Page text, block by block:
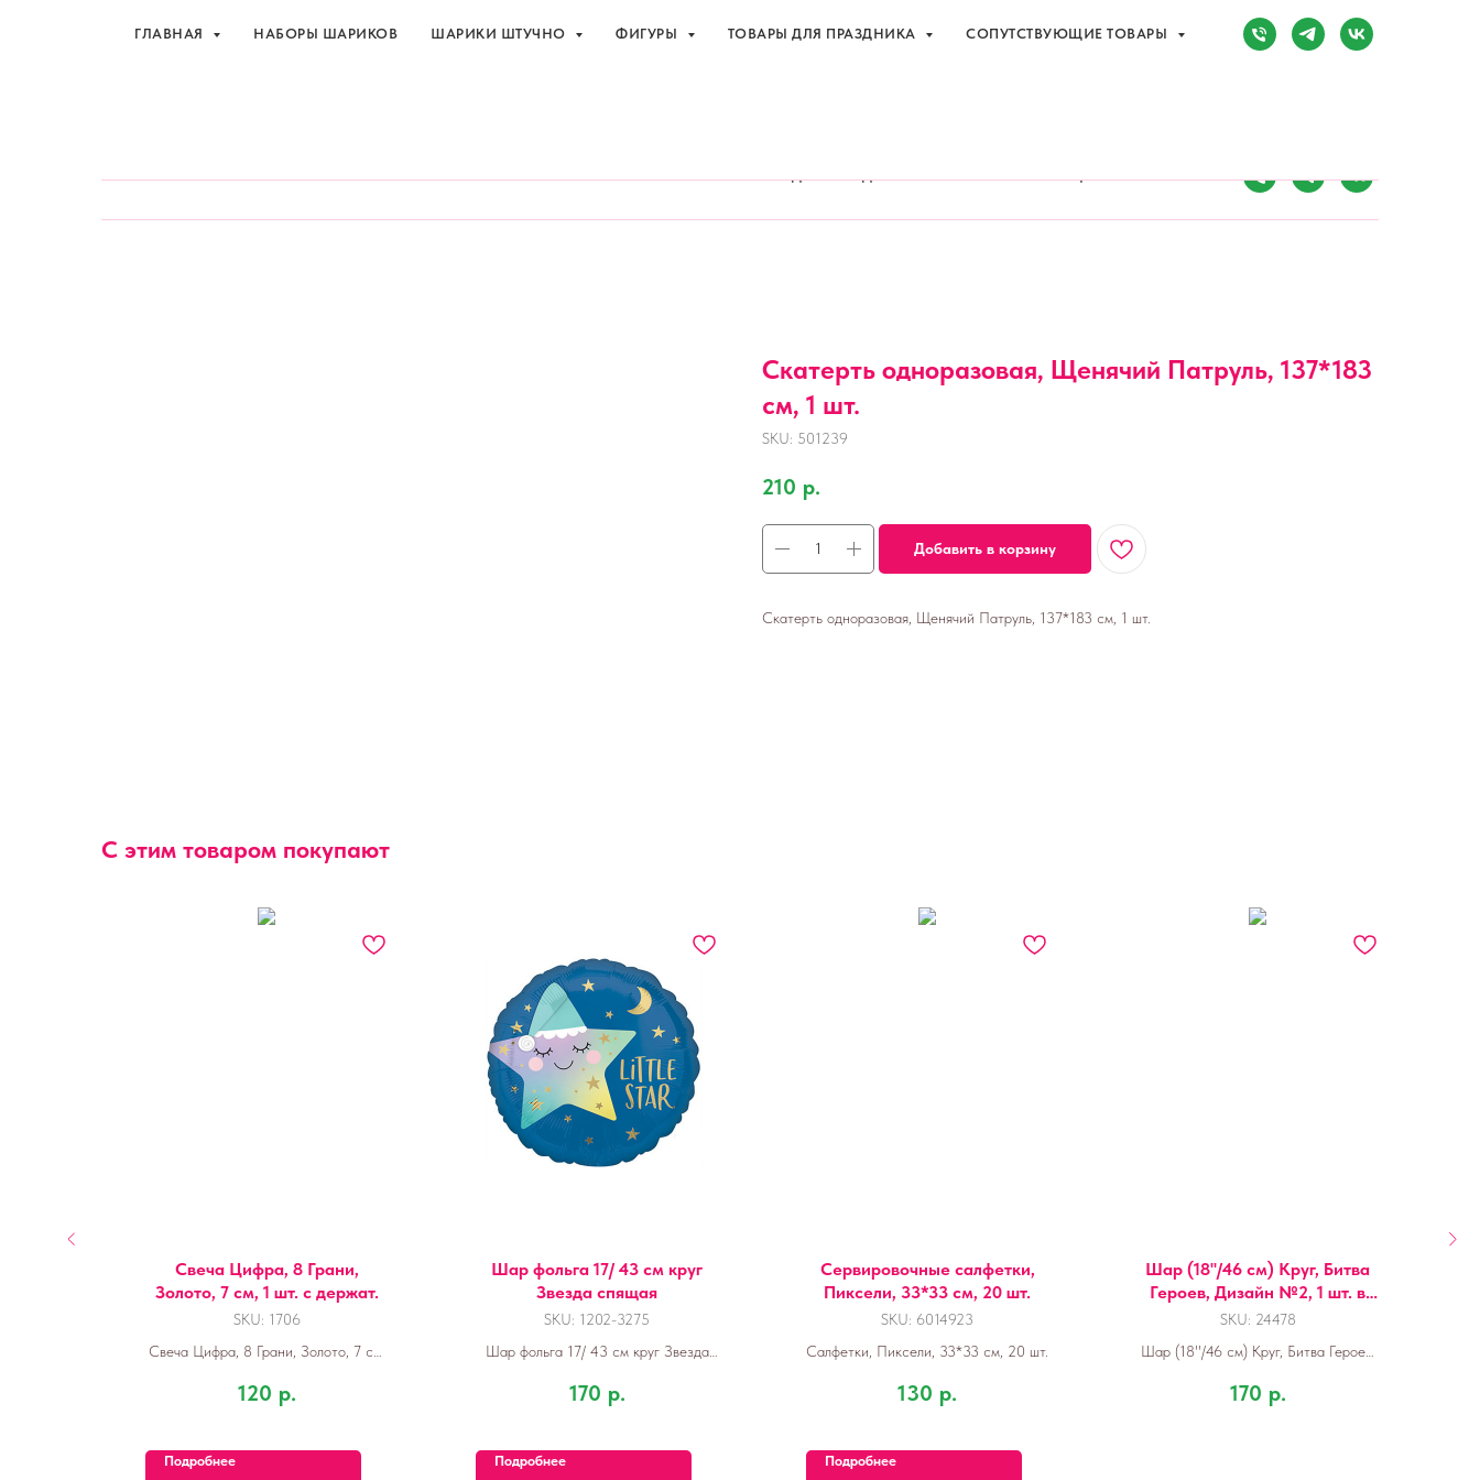
Сочи, Адлер,ул. Мира, д. 14
ГЛАВНАЯ НАБОРЫ ШАРИКОВ ШАРИКИ ШТУЧНО ФИГУРЫ ТОВАРЫ ДЛЯ ПРАЗДНИКА СОПУТСТВУЮЩИЕ ТОВАРЫ
ГЛАВНАЯ НАБОРЫ ШАРИКОВ ШАРИКИ ШТУЧНО ФИГУРЫ ТОВАРЫ ДЛЯ ПРАЗДНИКА СОПУТСТВУЮЩИЕ ТОВАРЫ
Скатерть одноразовая, Щенячий Патруль, 137*183
см, 1 шт.
SKU: 501239
210 р.
Добавить в корзину
Скатерть одноразовая, Щенячий Патруль, 137*183 см, 1 шт.
С этим товаром покупают
Свеча Цифра, 8 Грани,
Золото, 7 см, 1 шт. с держат.
SKU: 1706
Свеча Цифра, 8 Грани, Золото, 7 см,
120 р.
Подробнее
Шар фольга 17/ 43 см круг
Звезда спящая
SKU: 1202-3275
Шар фольга 17/ 43 см круг Звезда
170 р.
Подробнее
Сервировочные салфетки,
Пиксели, 33*33 см, 20 шт.
SKU: 6014923
Салфетки, Пиксели, 33*33 см, 20 шт.
130 р.
Подробнее
Шар (18''/46 см) Круг, Битва
Героев, Дизайн №2, 1 шт. в
уп.
SKU: 24478
Шар (18''/46 см) Круг, Битва Героев,
170 р.